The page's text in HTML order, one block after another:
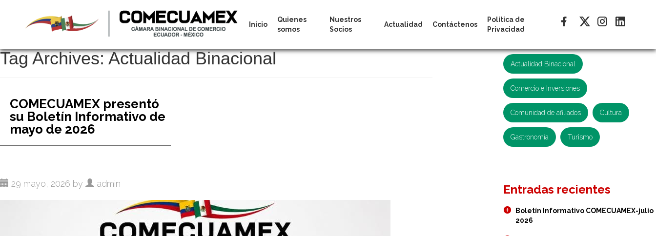
Inicio
Quienes
somos
Nuestros
Socios
Actualidad Contáctenos
Política de
Privacidad
Tag Archives:Actualidad Binacional
COMECUAMEX presentó
su Boletín Informativo de
mayo de 2026
29 mayo, 2026 by admin
Actualidad Binacional
Comercio e Inversiones
Comunidad de afiliados Cultura
Gastronomía Turismo
Entradas recientes
Boletín Informativo COMECUAMEX-julio
2026